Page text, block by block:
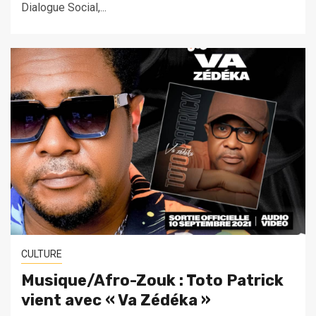
Dialogue Social,...
CULTURE
Musique/Afro-Zouk : Toto Patrick
vient avec « Va Zédéka »